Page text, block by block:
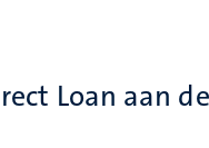
Loan aan